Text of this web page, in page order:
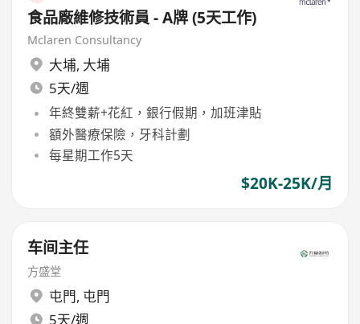
食品廠維修技術員 - A牌 (5天工作)
Mclaren Consultancy
大埔, 大埔
5天/週
年終雙薪+花紅，銀行假期，加班津貼
額外醫療保險，牙科計劃
每星期工作5天
$20K-25K/月
车间主任
方盛堂
屯門, 屯門
5天/週